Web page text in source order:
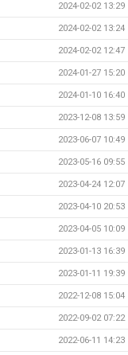
2024-02-02 13:29
2024-02-02 13:24
2024-02-02 12:47
2024-01-27 15:20
2024-01-10 16:40
2023-12-08 13:59
2023-06-07 10:49
2023-05-16 09:55
2023-04-24 12:07
2023-04-10 20:53
2023-04-05 10:09
2023-01-13 16:39
2023-01-11 19:39
2022-12-08 15:04
2022-09-02 07:22
2022-06-11 14:23